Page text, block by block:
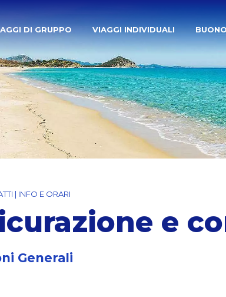
DI GRUPPO VIAGGI INDIVIDUALI
| INFO E ORARI
e
Generali